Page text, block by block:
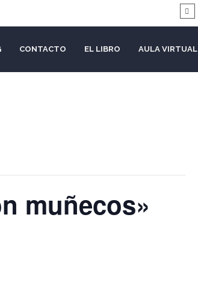
CONTACTO EL LIBRO AULA VIRTUAL
muñecos»